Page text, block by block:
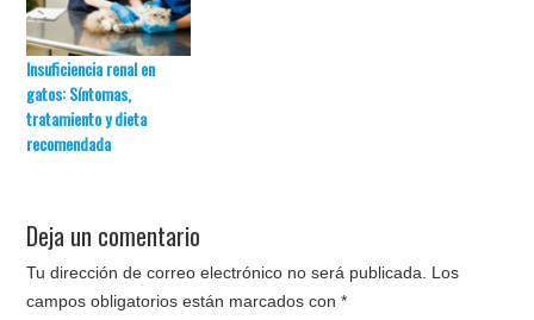
Insuficiencia renal en
gatos: Síntomas,
tratamiento y dieta
recomendada
Deja un comentario
Tu dirección de correo electrónico no será publicada.
Los
campos obligatorios están marcados con*